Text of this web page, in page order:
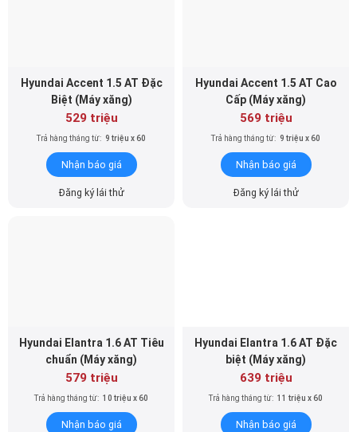
Hyundai Accent 1.5 AT Đặc
Biệt (Máy xăng)
529 triệu
Trả hàng tháng từ: 9 triệu x 60
Nhận báo giá
Đăng ký lái thử
Hyundai Accent 1.5 AT Cao
Cấp (Máy xăng)
569 triệu
Trả hàng tháng từ: 9 triệu x 60
Nhận báo giá
Đăng ký lái thử
Hyundai Elantra 1.6 AT Tiêu
chuẩn (Máy xăng)
579 triệu
Trả hàng tháng từ: 10 triệu x 60
Nhận báo giá
Hyundai Elantra 1.6 AT Đặc
biệt (Máy xăng)
639 triệu
Trả hàng tháng từ: 11 triệu x 60
Nhận báo giá